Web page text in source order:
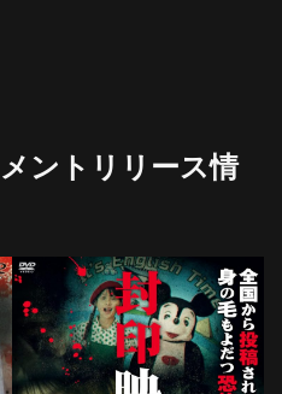
ントリリース情